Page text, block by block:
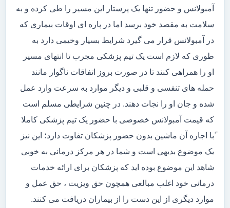
آمبولانس و حضور تنها یک پرستار این مسیر را طی کرده و به
سلامت به مقصد خود برسد اما در پاره ای اوقات بیماری که
در آمبولانس قرار می گیرد شرایط بسیار وخیمی دارد به
طوری که لازم است یک تیم پزشکی مجرب تا انتهای مسیر
او را همراهی کنند تا در صورت بروز اتفاقات ناگوار مانند
حمله های تنفسی و قلبی و دیگر موارد به سرعت وارد عمل
شده و جان او را نجات دهند. در چنین شرایطی مسلم است
که قیمت آمبولانس خصوصی با حضور یک تیم پزشکی کاملا
ًبا اجاره آن ماشین بدون حضور پزشکان تفاوت دارد؛ این نیز
یک موضوع بدیهی است و شما در هر مرکز درمانی به خوبی
شاهد این موضوع بوده اید که پزشکان برای ارائه خدمات
درمانی خود اغلب مبالغی همچون حق ویزیت ، حق عمل و
موارد دیگری از این دست را از بیماران دریافت می کنند.